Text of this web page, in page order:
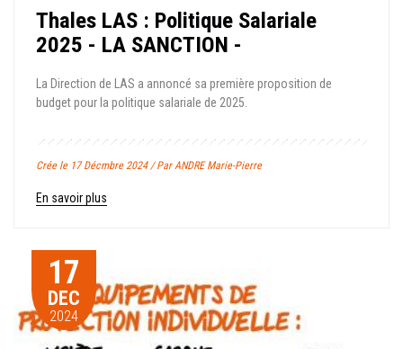
Thales LAS : Politique Salariale
2025 - LA SANCTION -
La Direction de LAS a annoncé sa première proposition de
budget pour la politique salariale de 2025.
Crée le 17 Décmbre 2024 / Par ANDRE Marie-Pierre
En savoir plus
17
DEC
2024